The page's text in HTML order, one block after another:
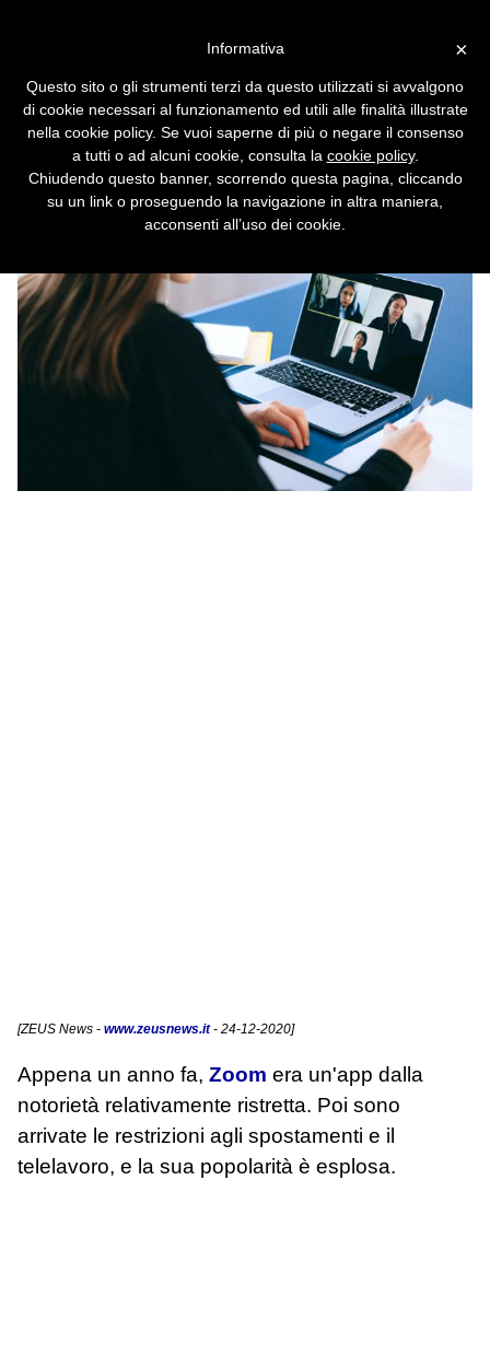
calendario
Inizia l'evoluzione verso una piattaforma di
collaborazione completa.
[ZEUS News - www.zeusnews.it- 24-12-2020]
Appena un anno fa, Zoom era un'app dalla
notorietà relativamente ristretta. Poi sono
arrivate le restrizioni agli spostamenti e il
telelavoro, e la sua popolarità è esplosa.
×
Informativa
Questo sito o gli strumenti terzi da questo utilizzati si avvalgono
di cookie necessari al funzionamento ed utili alle finalità illustrate
nella cookie policy. Se vuoi saperne di più o negare il consenso
a tutti o ad alcuni cookie, consulta la cookie policy.
Chiudendo questo banner, scorrendo questa pagina, cliccando
su un link o proseguendo la navigazione in altra maniera,
acconsenti all’uso dei cookie.